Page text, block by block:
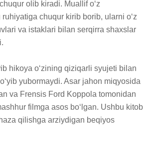
olib kiradi. Muallif oʻz
chuqur kirib borib, ularni oʻz
va istaklari bilan serqirra shaxslar
hikoya oʻzining qiziqarli syujeti bilan
yubormaydi. Asar jahon miqyosida
va Frensis Ford Koppola tomonidan
filmga asos boʻlgan. Ushbu kitob
qilishga arziydigan beqiyos